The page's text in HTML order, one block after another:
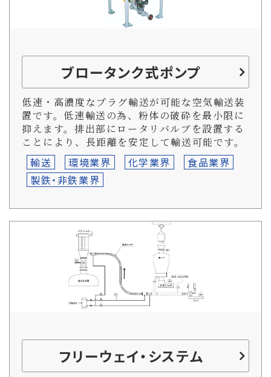
ブロータンク式ポンプ
低速・高濃度なプラグ輸送が可能な空気輸送装
置です。低速輸送の為、粉体の破砕を最小限に
抑えます。排出部にロータリバルブを設置する
ことにより、長距離を安定して輸送可能です。
輸送 環境業界 化学業界
食品業界
製鉄・非鉄業界
フリーウェイ・システム